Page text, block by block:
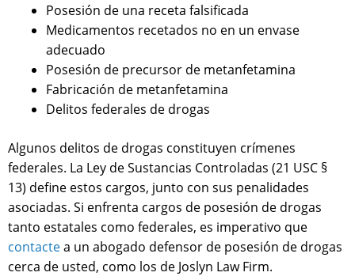
Posesión de una receta falsificada
Medicamentos recetados no en un envase
adecuado
Posesión de precursor de metanfetamina
Fabricación de metanfetamina
Delitos federales de drogas
Algunos delitos de drogas constituyen crímenes
federales. La Ley de Sustancias Controladas (21 USC §
13) define estos cargos, junto con sus penalidades
asociadas. Si enfrenta cargos de posesión de drogas
tanto estatales como federales, es imperativo que
contactea un abogado defensor de posesión de drogas
cerca de usted, como los de Joslyn Law Firm.